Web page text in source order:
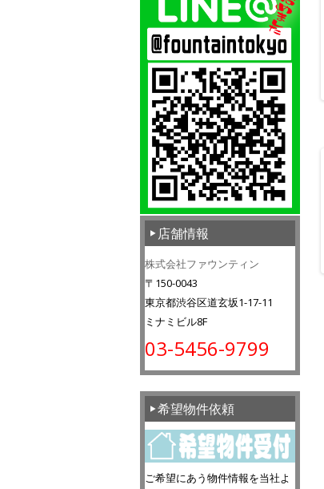
店舗情報
株式会社ファウンティン
〒150-0043
東京都渋谷区道玄坂1-17-11
ミナミビル8F
03-5456-9799
希望物件依頼
ご希望にあう物件情報を当社よ